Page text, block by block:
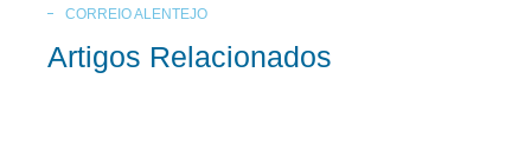
CORREIO ALENTEJO
Artigos Relacionados